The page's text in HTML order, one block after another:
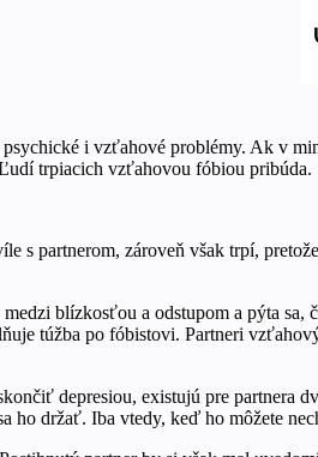
psychické i vzťahové problémy. Ak v
trpiacich vzťahovou fóbiou pribúda.
s partnerom, zároveň však trpí,
blízkosťou a odstupom a pýta
túžba po fóbistovi. Partneri
depresiou, existujú pre
ho držať. Iba vtedy, keď ho môžete